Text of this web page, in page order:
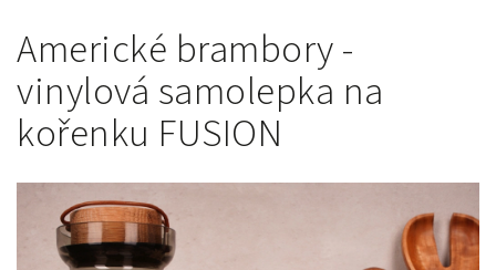
Americké brambory -
vinylová samolepka na
kořenku FUSION